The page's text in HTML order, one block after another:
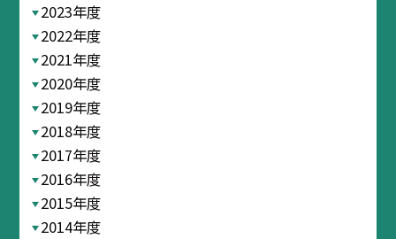
2023年度
2022年度
2021年度
2020年度
2019年度
2018年度
2017年度
2016年度
2015年度
2014年度